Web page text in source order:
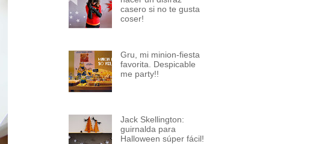
casero si no te gusta
coser!
Gru, mi minion-fiesta
favorita. Despicable
me party!!
Jack Skellington:
guirnalda para
Halloween súper fácil!